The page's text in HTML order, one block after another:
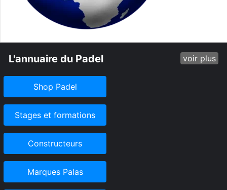
L'annuaire du Padel voir plus
Shop Padel
Stages et formations
Constructeurs
Marques Palas